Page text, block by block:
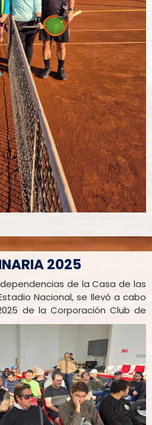
2025
de la Casa de las
Nacional, se llevó a cabo
de la Corporación Club de
La asamblea contó con una
a quienes la Directiva
y resultados 2024, como
financiera y operativa
los socios participaron de un
entregó a cada uno poleras y